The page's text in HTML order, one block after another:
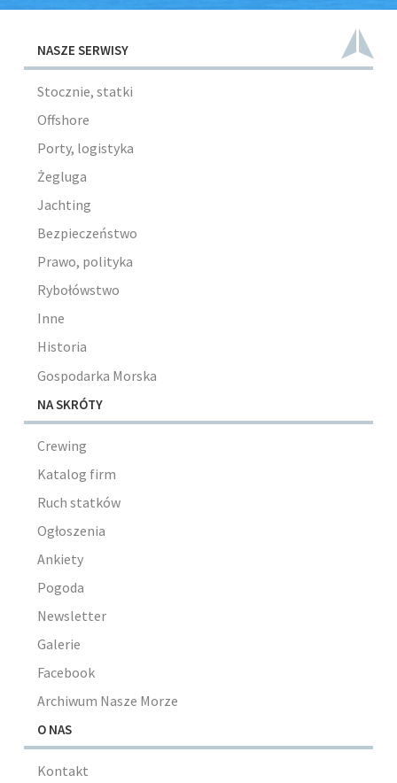
NASZE SERWISY
Stocznie, statki
Offshore
Porty, logistyka
Żegluga
Jachting
Bezpieczeństwo
Prawo, polityka
Rybołówstwo
Inne
Historia
Gospodarka Morska
NA SKRÓTY
Crewing
Katalog firm
Ruch statków
Ogłoszenia
Ankiety
Pogoda
Newsletter
Galerie
Facebook
Archiwum Nasze Morze
O NAS
Kontakt